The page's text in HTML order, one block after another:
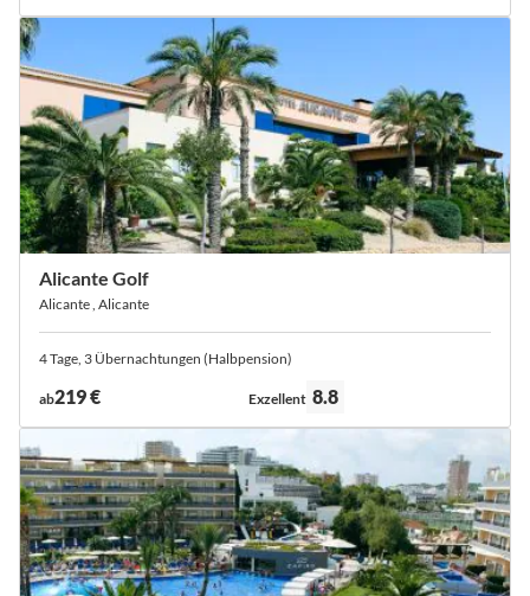
Alicante Golf
Alicante , Alicante
4 Tage, 3 Übernachtungen (Halbpension)
ab219 € Bewertung:
Exzellent 8.8